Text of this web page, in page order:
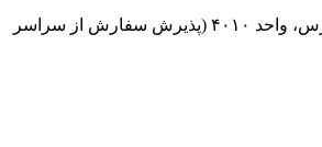
شیراز، مجتمع خلیج فارس، واحد ۴۰۱۰ (پذیرش سفارش از سراسر